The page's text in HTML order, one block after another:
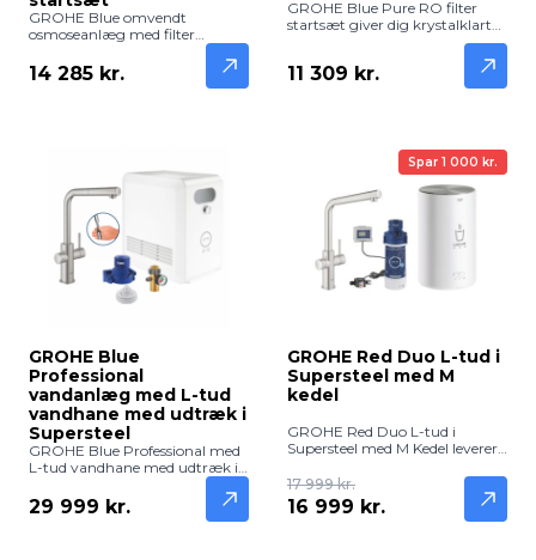
GROHE Blue omvendt
osmoseanlæg med filter
startsæt giver dig rent, friskt og
kalkfrit vand direkte fra
vandhanen. Komplet system
14 285 kr.
GROHE Blue Pure RO filter
startsæt giver dig krystalklart
og rent drikkevand direkte fra
vandhanen. Komplet omvendt
osmose-system med filter – klar
11 309 kr.
GROHE Blue
Professional
vandanlæg med L-tud
vandhane med udtræk i
Supersteel
GROHE Blue Professional med
L-tud vandhane med udtræk i
Supersteel leverer frisk, filtreret
og afkølet vand direkte fra
hanen. Elegant, robust og
29 999 kr.
Spar 1 000 kr.
GROHE Red Duo L-tud i
Supersteel med M
kedel
GROHE Red Duo L-tud i
Supersteel med M Kedel leverer
kogende vand direkte fra
hanen. Robust og elegant
løsning til moderne køkkener.
17 999 kr.
16 999 kr.